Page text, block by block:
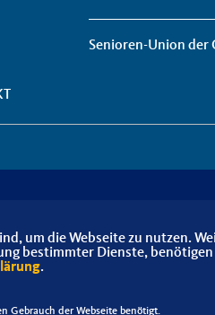
Senioren-Union der
um die Webseite zu nutzen.
bestimmter Dienste,
.
Gebrauch der Webseite benötigt.